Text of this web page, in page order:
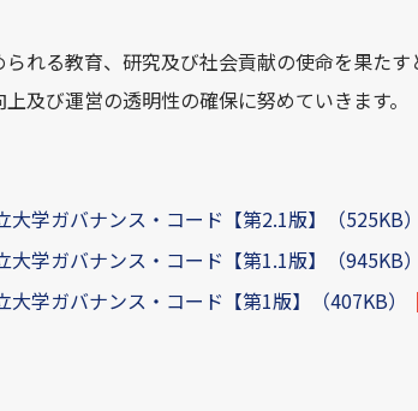
れる教育、研究及び社会貢献の使命を果た
及び運営の透明性の確保に努めていきます。
学ガバナンス・コード【第2.1版】（525KB）
学ガバナンス・コード【第1.1版】（945KB）
学ガバナンス・コード【第1版】（407KB）